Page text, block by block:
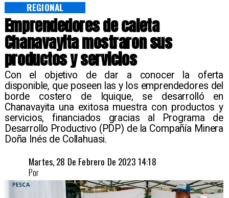
Emprendedores de caleta
Chanavayita mostraron sus
productos y servicios
Con el objetivo de dar a conocer la oferta
disponible, que poseen las y los emprendedores del
borde costero de Iquique, se desarrolló en
Chanavayita una exitosa muestra con productos y
servicios, financiados gracias al Programa de
Desarrollo Productivo (PDP) de la Compañía Minera
Doña Inés de Collahuasi.
REGIONAL
Martes, 28 De Febrero De 2023 14:18
Por